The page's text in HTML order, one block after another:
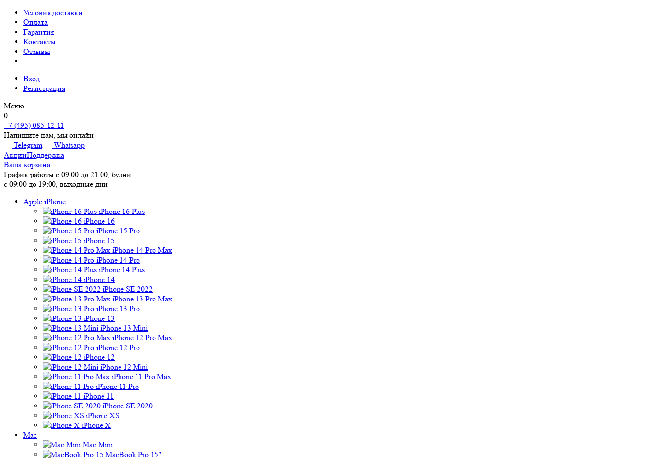
Условия доставки
Оплата
Гарантия
Контакты
Отзывы
Вход
Регистрация
Меню
0
+7 (495) 085-12-11
Напишите нам, мы онлайн
Telegram
Whatsapp
АкцииПоддержка
Ваша корзина
График работы с 09:00 до 21:00, будни
с 09:00 до 19:00, выходные дни
Apple iPhone
iPhone 16 Plus
iPhone 16
iPhone 15 Pro
iPhone 15
iPhone 14 Pro Max
iPhone 14 Pro
iPhone 14 Plus
iPhone 14
iPhone SE 2022
iPhone 13 Pro Max
iPhone 13 Pro
iPhone 13
iPhone 13 Mini
iPhone 12 Pro Max
iPhone 12 Pro
iPhone 12
iPhone 12 Mini
iPhone 11 Pro Max
iPhone 11 Pro
iPhone 11
iPhone SE 2020
iPhone XS
iPhone X
Mac
Mac Mini
MacBook Pro 15"